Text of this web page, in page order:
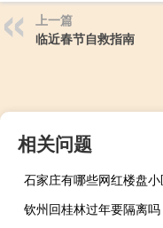
上一篇
临近春节自救指南
相关问题
钦州回桂林过年要隔离吗